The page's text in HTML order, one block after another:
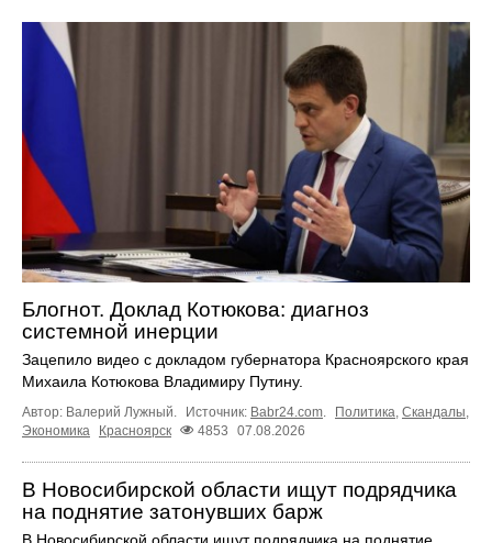
Блогнот. Доклад Котюкова: диагноз
системной инерции
Зацепило видео с докладом губернатора Красноярского края
Михаила Котюкова Владимиру Путину.
Автор: Валерий Лужный. Источник: Babr24.com Политика Скандалы
Экономика
Красноярск 4853 07.08.2026
В Новосибирской области ищут подрядчика
на поднятие затонувших барж
В Новосибирской области ищут подрядчика на поднятие